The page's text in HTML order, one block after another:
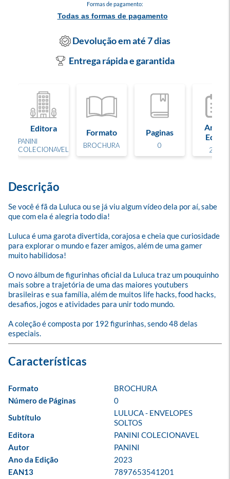
Formas de pagamento:
Todas as formas de pagamento
Devolução em até 7 dias
Entrega rápida e garantida
Editora
PANINI
COLECIONAVEL
Formato
BROCHURA
Paginas
0
Ano de
Edição
2023
Descrição
Se você é fã da Luluca ou se já viu algum vídeo dela por aí, sabe
que com ela é alegria todo dia!
Luluca é uma garota divertida, corajosa e cheia que curiosidade
para explorar o mundo e fazer amigos, além de uma gamer
muito habilidosa!
O novo álbum de figurinhas oficial da Luluca traz um pouquinho
mais sobre a trajetória de uma das maiores youtubers
brasileiras e sua família, além de muitos life hacks, food hacks,
desafios, jogos e atividades para unir todo mundo.
A coleção é composta por 192 figurinhas, sendo 48 delas
especiais.
Formato
BROCHURA
Número de Páginas
0
Subtítulo
LULUCA - ENVELOPES
SOLTOS
Editora
PANINI COLECIONAVEL
Autor
PANINI
Ano da Edição
2023
EAN13
7897653541201